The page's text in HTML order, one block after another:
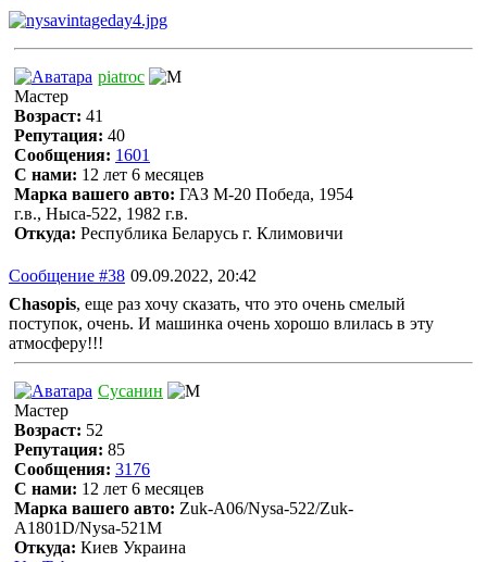
piatroc
Мастер
Возраст: 41
Репутация: 40
Сообщения: 1601
С нами: 12 лет 6 месяцев
Марка вашего авто: ГАЗ М-20 Победа, 1954
г.в., Ныса-522, 1982 г.в.
Откуда: Республика Беларусь г. Климовичи
Сообщение #38 09.09.2022, 20:42
Chasopis, еще раз хочу сказать, что это очень смелый
поступок, очень. И машинка очень хорошо влилась в эту
атмосферу!!!
Сусанин
Мастер
Возраст: 52
Репутация: 85
Сообщения: 3176
С нами: 12 лет 6 месяцев
Марка вашего авто: Zuk-A06/Nysa-522/Zuk-
A1801D/Nysa-521M
Откуда: Киев Украина